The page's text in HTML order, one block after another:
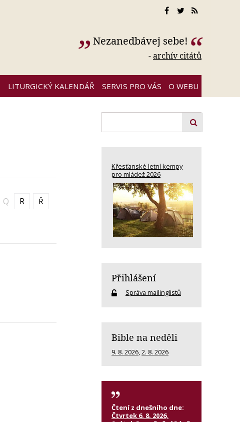
Nezanedbávej sebe!
-archív citátů
LITURGICKÝ KALENDÁŘ SERVIS PRO VÁS O WEBU
Q R
Ř
Křesťanské letní kempy
pro mládež 2026
Přihlášení
Správa mailinglistů
Bible na neděli
9. 8. 2026 2. 8. 2026
Čtení z dnešního dne:
Čtvrtek 6. 8. 2026,